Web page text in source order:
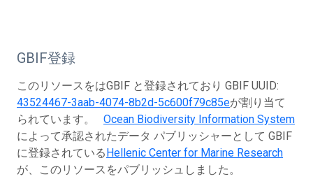
GBIF登録
このリソースをはGBIF と登録されており GBIF UUID:
43524467-3aab-4074-8b2d-5c600f79c85eが割り当て
られています。 Ocean Biodiversity Information System
によって承認されたデータ パブリッシャーとして GBIF
に登録されているHellenic Center for Marine Research
が、このリソースをパブリッシュしました。